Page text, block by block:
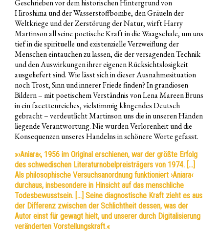
Geschrieben vor dem historischen Hintergrund von
Hiroshima und der Wasserstoffbombe, den Gräueln der
Weltkriege und der Zerstörung der Natur, wirft Harry
Martinson all seine poetische Kraft in die Waagschale, um uns
tief in die spirituelle und existenzielle Verzweiflung der
Menschen eintauchen zu lassen, die der versagenden Technik
und den Auswirkungen ihrer eigenen Rücksichtslosigkeit
ausgeliefert sind. Wie lässt sich in dieser Ausnahmesituation
noch Trost, Sinn und innerer Friede finden? In grandiosen
Bildern – mit poetischem Verständnis von Lena Mareen Bruns
in ein facettenreiches, vielstimmig klingendes Deutsch
gebracht – verdeutlicht Martinson uns die in unseren Händen
liegende Verantwortung. Nie wurden Verlorenheit und die
Konsequenzen unseres Handelns in schönere Worte gefasst.
»›Aniara‹, 1956 im Original erschienen, war der größte Erfolg
des schwedischen Literaturnobelpreisträgers von 1974. […]
Als philosophische Versuchsanordnung funktioniert ›Aniara‹
durchaus, insbesondere in Hinsicht auf das menschliche
Todesbewusstsein. […] Seine diagnostische Kraft zieht es aus
der Differenz zwischen der Schlichtheit dessen, was der
Autor einst für gewagt hielt, und unserer durch Digitalisierung
veränderten Vorstellungskraft.«